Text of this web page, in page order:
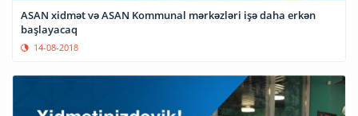
ASAN xidmət və ASAN Kommunal mərkəzləri işə daha erkən
başlayacaq
14-08-2018